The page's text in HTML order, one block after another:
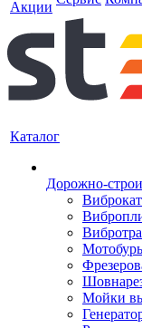
Акции
Каталог
Дорожно-
Мойки